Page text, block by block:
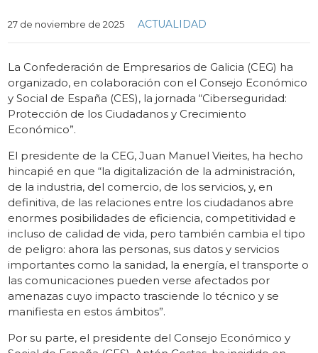
27 de noviembre de 2025 Categories
ACTUALIDAD
La Confederación de Empresarios de Galicia (CEG) ha
organizado, en colaboración con el Consejo Económico
y Social de España (CES), la jornada “Ciberseguridad:
Protección de los Ciudadanos y Crecimiento
Económico”.
El presidente de la CEG, Juan Manuel Vieites, ha hecho
hincapié en que “la digitalización de la administración,
de la industria, del comercio, de los servicios, y, en
definitiva, de las relaciones entre los ciudadanos abre
enormes posibilidades de eficiencia, competitividad e
incluso de calidad de vida, pero también cambia el tipo
de peligro: ahora las personas, sus datos y servicios
importantes como la sanidad, la energía, el transporte o
las comunicaciones pueden verse afectados por
amenazas cuyo impacto trasciende lo técnico y se
manifiesta en estos ámbitos”.
Por su parte, el presidente del Consejo Económico y